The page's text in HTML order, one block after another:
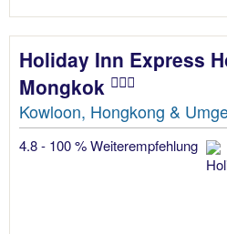
Holiday Inn Express
Mongkok
Kowloon, Hongkong &
4.8 - 100 % Weiterempfehlung